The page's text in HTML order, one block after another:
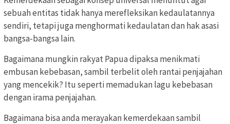
sebuah entitas tidak hanya merefleksikan kedaulatannya
sendiri, tetapi juga menghormati kedaulatan dan hak asasi
bangsa-bangsa lain.
Bagaimana mungkin rakyat Papua dipaksa menikmati
embusan kebebasan, sambil terbelit oleh rantai penjajahan
yang mencekik? Itu seperti memadukan lagu kebebasan
dengan irama penjajahan.
Bagaimana bisa anda merayakan kemerdekaan sambil